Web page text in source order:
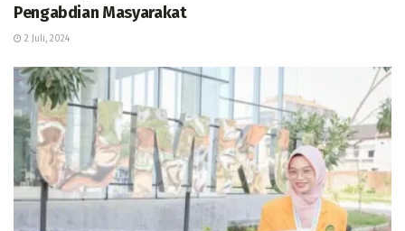
Pengabdian Masyarakat
2 Juli, 2024